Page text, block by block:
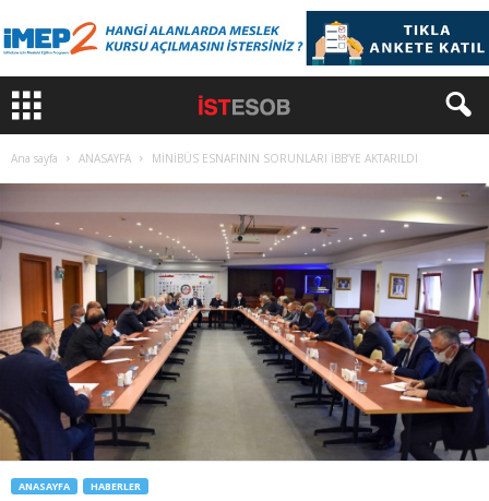
Ana sayfa ANASAYFA MİNİBÜS ESNAFININ SORUNLARI İBB’YE AKTARILDI
ANASAYFA HABERLER